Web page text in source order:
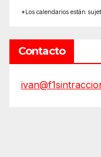
*Los calendarios están
Contacto